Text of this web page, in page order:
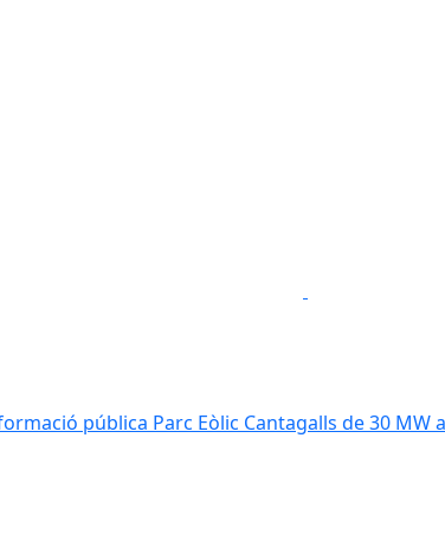
pública Parc Eòlic Cantagalls de 30 MW